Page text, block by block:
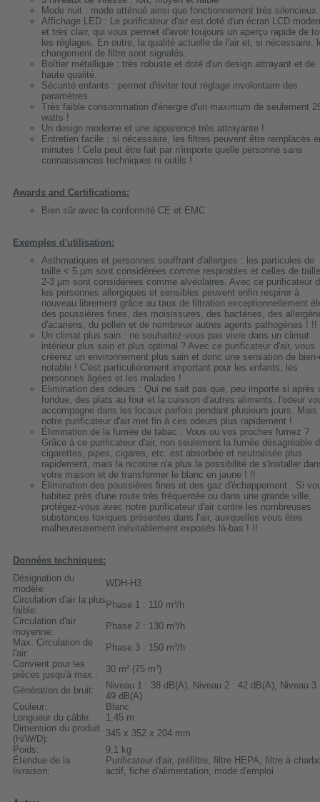
Mode nuit : mode atténué ainsi que fonctionnement très silencieux.
Affichage LED : Le purificateur d'air est doté d'un écran LCD
et très clair, qui vous permet d'avoir toujours un aperçu rapide de
les réglages. En outre, la qualité actuelle de l'air et, si nécessaire,
changement de filtre sont signalés.
Boîtier métallique : très robuste et doté d'un design attrayant et de
haute qualité.
Sécurité enfants : permet d'éviter tout réglage involontaire des
paramètres.
Très faible consommation d'énergie d'un maximum de seulement
watts !
Un design moderne et une apparence très attrayante !
Entretien facile : si nécessaire, les filtres peuvent être remplacés
minutes ! Cela peut être fait par n'importe quelle personne sans
connaissances techniques ni outils !
Awards and Certifications:
Bien sûr avec la conformité CE et EMC
Exemples d'utilisation:
Asthmatiques et personnes souffrant d'allergies : les particules de
taille < 5 µm sont considérées comme respirables et celles de
2-3 µm sont considérées comme alvéolaires. Avec ce purificateur
les personnes allergiques et sensibles peuvent enfin respirer à
nouveau librement grâce au taux de filtration exceptionnellement
des poussières fines, des moisissures, des bactéries, des
d'acariens, du pollen et de nombreux autres agents pathogènes ! !!
Un climat plus sain : ne souhaitez-vous pas vivre dans un climat
intérieur plus sain et plus optimal ? Avec ce purificateur d'air, vous
créerez un environnement plus sain et donc une sensation de
notable ! C'est particulièrement important pour les enfants, les
personnes âgées et les malades !
Elimination des odeurs : Qui ne sait pas que, peu importe si après
fondue, des plats au four et la cuisson d'autres aliments, l'odeur
accompagne dans les locaux parfois pendant plusieurs jours. Mais
notre purificateur d'air met fin à ces odeurs plus rapidement !
Élimination de la fumée de tabac : Vous ou vos proches fumez ?
Grâce à ce purificateur d'air, non seulement la fumée désagréable
cigarettes, pipes, cigares, etc. est absorbée et neutralisée plus
rapidement, mais la nicotine n'a plus la possibilité de s'installer
votre maison et de transformer le blanc en jaune ! !!
Élimination des poussières fines et des gaz d'échappement : Si
habitez près d'une route très fréquentée ou dans une grande ville,
protégez-vous avec notre purificateur d'air contre les nombreuses
substances toxiques présentes dans l'air, auxquelles vous êtes
malheureusement inévitablement exposés là-bas ! !!
Données techniques:
Désignation du
modèle:
WDH-H3
Circulation d'air la plus
faible:
Phase 1 : 110 m³/h
Circulation d'air
moyenne:
Phase 2 : 130 m³/h
Max. Circulation de
l'air:
Phase 3 : 150 m³/h
Convient pour les
pièces jusqu'à max.:
30 m² (75 m³)
Génération de bruit:
Niveau 1 : 38 dB(A), Niveau 2 : 42 dB(A), Niveau 3
49 dB(A)
Couleur:
Blanc
Longueur du câble:
1,45 m
Dimension du produit
(H/W/D):
345 x 352 x 204 mm
Poids:
9,1 kg
Étendue de la
livraison:
Purificateur d'air, préfiltre, filtre HEPA, filtre à
actif, fiche d'alimentation, mode d'emploi